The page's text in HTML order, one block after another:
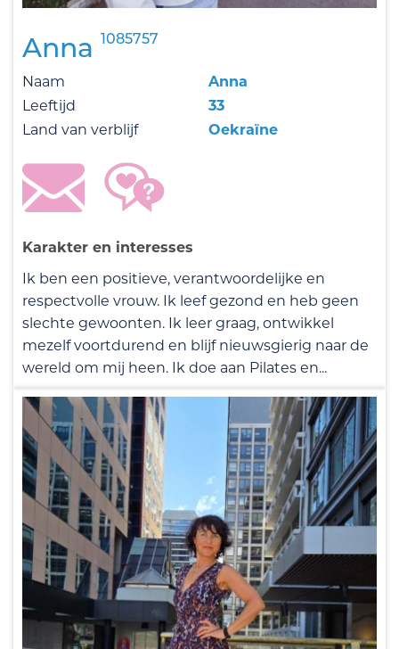
Anna 1085757
Naam
Anna
Leeftijd
33
Land van verblijf
Oekraïne
Karakter en interesses
Ik ben een positieve, verantwoordelijke en
respectvolle vrouw. Ik leef gezond en heb geen
slechte gewoonten. Ik leer graag, ontwikkel
mezelf voortdurend en blijf nieuwsgierig naar de
wereld om mij heen. Ik doe aan Pilates en...